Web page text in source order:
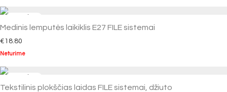
Medinis lemputės laikiklis E27 FILE sistemai
€ 18.80
Neturime
Tekstilinis plokščias laidas FILE sistemai, džiuto